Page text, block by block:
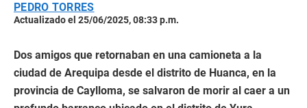
PEDRO TORRES
Actualizado el 25/06/2025, 08:33 p.m.
Dos amigos que retornaban en una camioneta a la
ciudad de Arequipa desde el distrito de Huanca, en la
provincia de Caylloma, se salvaron de morir al caer a un